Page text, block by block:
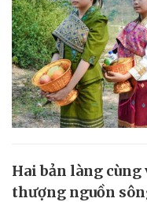
Hai bản làng
thượng nguồn